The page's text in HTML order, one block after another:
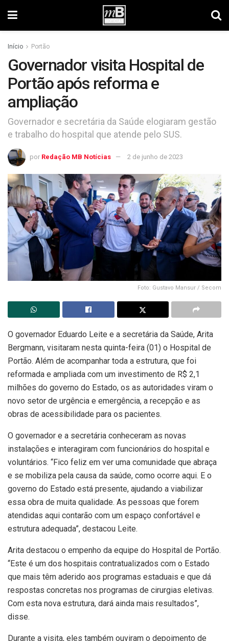
Início Portão
Governador visita Hospital de
Portão após reforma e
ampliação
Governador e secretária da Saúde elogiaram gestão
e trabalho do hospital que atende pelo SUS.
por Redação MB Notícias 2 de junho de 2023
Foto: Gustavo Mansur / Secom
O governador Eduardo Leite e a secretária da Saúde, Arita
Bergmann, visitaram nesta quinta-feira (01) o Hospital de
Portão. Além de acompanhar toda a estrutura, que foi
reformada e ampliada com um investimento de R$ 2,1
milhões do governo do Estado, os as autoridades viram o
novo setor de urgência e emergência, a recepção e as
obras de acessibilidade para os pacientes.
O governador e a secretária conheceram as novas
instalações e interagiram com funcionários do hospital e
voluntários. “Fico feliz em ver uma comunidade que abraça
e se mobiliza pela causa da saúde, como ocorre aqui. E o
governo do Estado está presente, ajudando a viabilizar
essa obra de muita qualidade. As pessoas que forem
atendidas aqui contarão com um espaço confortável e
estrutura adequada”, destacou Leite.
Arita destacou o empenho da equipe do Hospital de Portão.
“Este é um dos hospitais contratualizados com o Estado
que mais têm aderido aos programas estaduais e que dá
respostas concretas nos programas de cirurgias eletivas.
Com esta nova estrutura, dará ainda mais resultados”,
disse.
Durante a visita, eles também ouviram o depoimento de